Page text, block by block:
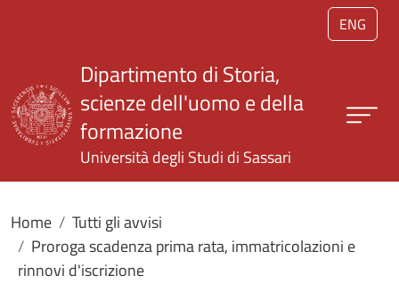
Salta al contenuto principale
ENG
Dipartimento di Storia,
scienze dell'uomo e della
formazione
Università degli Studi di Sassari
Home
Tutti gli avvisi
Proroga scadenza prima rata, immatricolazioni e
rinnovi d'iscrizione